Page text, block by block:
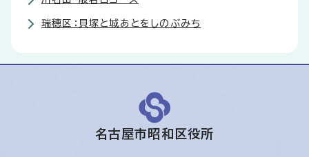
瑞穂区：貝塚と城あとをしのぶみち
名古屋市昭和区役所